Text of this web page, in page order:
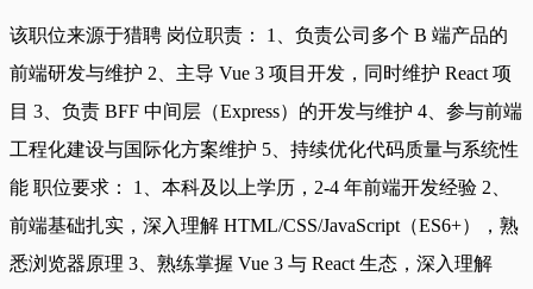
该职位来源于猎聘 岗位职责： 1、负责公司多个 B 端产品的
前端研发与维护 2、主导 Vue 3 项目开发，同时维护 React 项
目 3、负责 BFF 中间层（Express）的开发与维护 4、参与前端
工程化建设与国际化方案维护 5、持续优化代码质量与系统性
能 职位要求： 1、本科及以上学历，2-4 年前端开发经验 2、
前端基础扎实，深入理解 HTML/CSS/JavaScript（ES6+），熟
悉浏览器原理 3、熟练掌握 Vue 3 与 React 生态，深入理解